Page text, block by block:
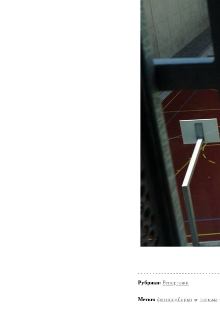
Рубрики: Репортажи
Метки: фотоподборки тюрьма